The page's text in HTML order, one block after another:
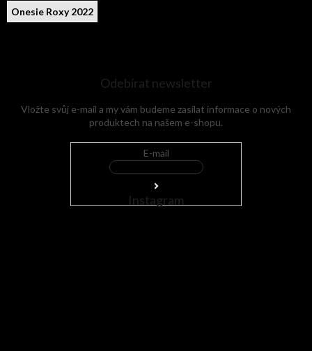
Onesie Roxy 2022
Odebírat newsletter
Vložte svůj e-mail a my vám budeme zasílat informace o nových
produktech na našem e-shopu.
E-mail
Instagram